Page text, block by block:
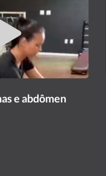
e abdômen